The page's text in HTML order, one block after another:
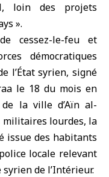
loin des projets
».
cessez-le-feu et
démocratiques
l’État syrien, signé
le 18 du mois en
de la ville d’Aïn al-
militaires lourdes, la
issue des habitants
locale relevant
de l’Intérieur.